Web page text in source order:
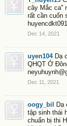
cây Mắc ca''
rất cần cuốn
Dec 14, 2021
uyen104 Dạ
QHQT Ở
Dec 11, 2021
oogy_bil
Dạ
tập sinh thái
chuẩn bị thi